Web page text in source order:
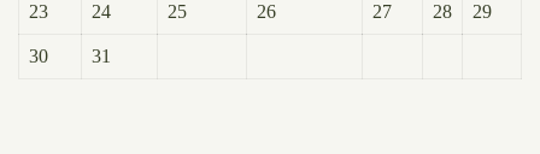
23 24 25 26 27 28 29
30 31